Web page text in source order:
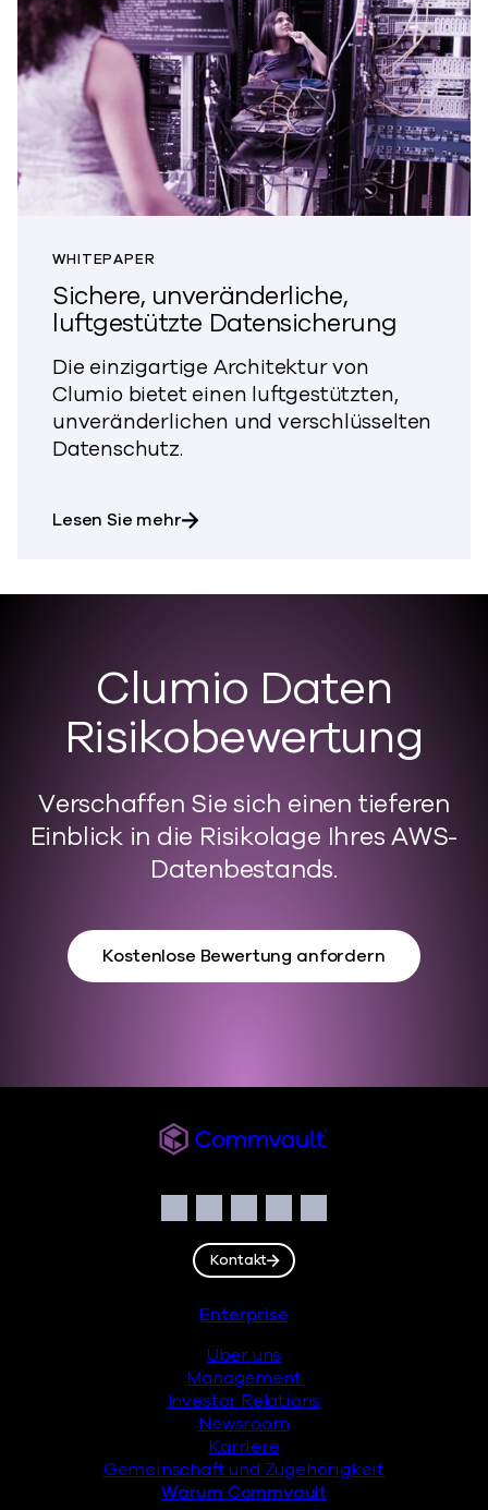
WHITEPAPER
Sichere, unveränderliche,
luftgestützte Datensicherung
Die einzigartige Architektur von
Clumio bietet einen luftgestützten,
unveränderlichen und verschlüsselten
Datenschutz.
Lesen Sie mehrüber sicheren, unveränderlichen,
Clumio Daten
Risikobewertung
Verschaffen Sie sich einen tieferen
Einblick in die Risikolage Ihres AWS-
Datenbestands.
Kostenlose Bewertung anfordern
SozialesFacebook
Instagram
LinkedIn
TwitterYouTube
Kontakt
Enterprise
Über uns
Management
Investor Relations
Newsroom
Karriere
Gemeinschaft und Zugehörigkeit
Warum Commvault